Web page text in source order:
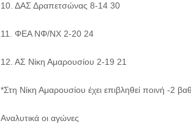
10. ΔΑΣ Δραπετσώνας 8-14 30
11. ΦΕΑ ΝΦ/ΝΧ 2-20 24
12. ΑΣ Νίκη Αμαρουσίου 2-19 21
*Στη Νίκη Αμαρουσίου έχει επιβληθεί ποινή -2
Αναλυτικά οι αγώνες